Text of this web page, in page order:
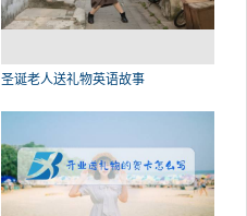
圣诞老人送礼物英语故事